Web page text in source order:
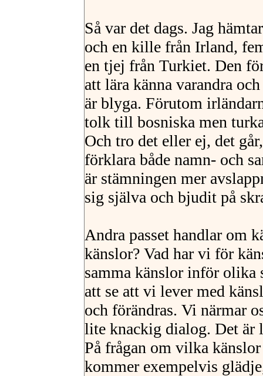
Så var det dags. Jag
och en kille från Irland,
en tjej från Turkiet. Den
att lära känna varandra
är blyga. Förutom
tolk till bosniska men
Och tro det eller ej, det
förklara både namn- och
är stämningen mer
sig själva och bjudit på
Andra passet handlar om
känslor? Vad har vi för
samma känslor inför olika
att se att vi lever med
och förändras. Vi närmar
lite knackig dialog. Det
På frågan om vilka
kommer exempelvis